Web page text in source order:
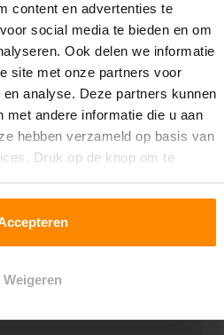
content en advertenties te
social media te bieden en om
Ook delen we informatie
site met onze partners voor
analyse. Deze partners kunnen
met andere informatie die u aan
hebben verzameld op basis van
Druk op de knop om te
Weigeren